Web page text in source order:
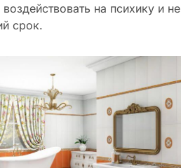
воздействовать на психику и не
срок.